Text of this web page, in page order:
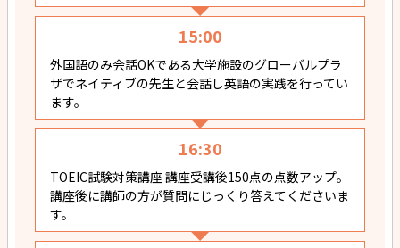
15:00
外国語のみ会話OKである大学施設のグローバルプラ
ザでネイティブの先生と会話し英語の実践を行ってい
ます。
16:30
TOEIC試験対策講座 講座受講後150点の点数アップ。
講座後に講師の方が質問にじっくり答えてくださいま
す。